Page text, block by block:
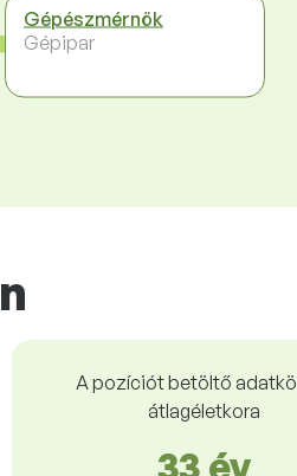
Gépészmérnök
Gépipar
A pozíciót betöltő
átlagéletkora
33 év